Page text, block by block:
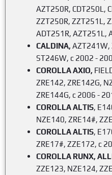
AZT250R, CDT250L,
ZZT250R, ZZT251L,
ADT251R, AZT251L,
CALDINA, AZT241W,
ST246W, с 2002 -
COROLLA AXIO,
ZRE142, ZRE142G,
ZRE144G, с 2006 -
COROLLA ALTIS,
NZE140, ZRE14#,
COROLLA ALTIS,
ZRE17#, ZZE172, c
COROLLA RUNX,
ZZE123, NZE124,